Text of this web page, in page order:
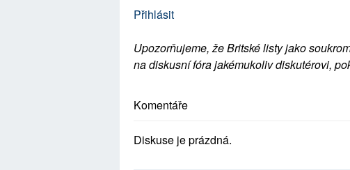
Přihlásit
Upozorňujeme, že Britské listy jako
na diskusní fóra jakémukoliv diskutérovi,
Komentáře
Diskuse je prázdná.